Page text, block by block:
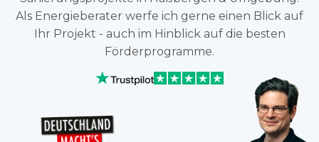
Als Energieberater werfe ich gerne einen Blick auf
Ihr Projekt - auch im Hinblick auf die besten
Förderprogramme.